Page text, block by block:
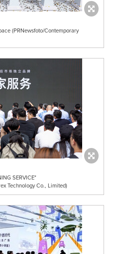
(PRNewsfoto/Contemporary
SERVICE"
Technology Co., Limited)